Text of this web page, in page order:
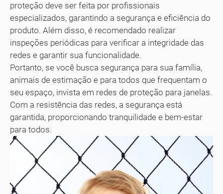
proteção deve ser feita por profissionais
especializados, garantindo a segurança e eficiência do
produto. Além disso, é recomendado realizar
inspeções periódicas para verificar a integridade das
redes e garantir sua funcionalidade.
Portanto, se você busca segurança para sua família,
animais de estimação e para todos que frequentam o
seu espaço, invista em redes de proteção para janelas.
Com a resistência das redes, a segurança está
garantida, proporcionando tranquilidade e bem-estar
para todos.